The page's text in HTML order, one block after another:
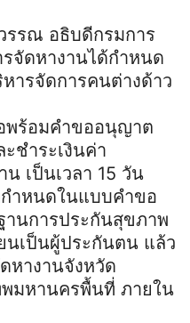
รรณ อธิบดีกรมการ
จัดหางานได้กำหนด
ารจัดการคนต่างด้าว
พร้อมคำขออนุญาต
ชำระเงินค่า
เป็นเวลา 15 วัน
กำหนดในแบบคำขอ
านการประกันสุขภาพ
นเป็นผู้ประกันตน แล้ว
หางานจังหวัด
พมหานครพื้นที่ ภายใน